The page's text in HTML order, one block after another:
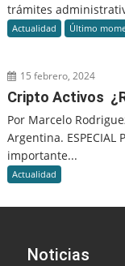
trámites
Actualidad Último
15 febrero, 2024
Cripto Activos
Por Marcelo
Argentina. ESPECIAL
importante...
Actualidad
Noticias